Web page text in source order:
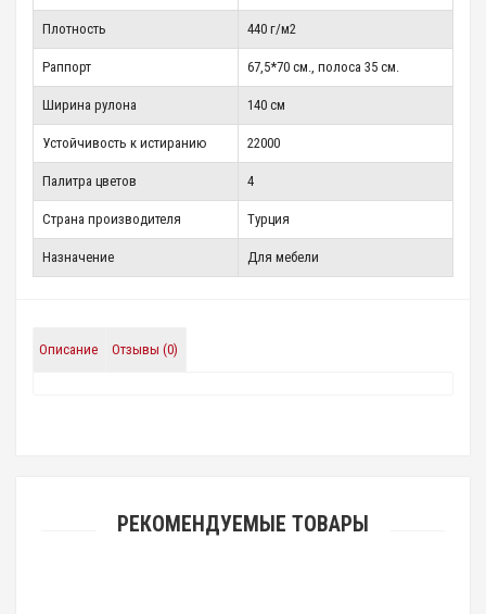
Плотность 440 г/м2
Раппорт 67,5*70 см., полоса 35 см.
Ширина рулона 140 см
Устойчивость к истиранию 22000
Палитра цветов 4
Страна производителя Турция
Назначение Для мебели
Описание Отзывы (0)
РЕКОМЕНДУЕМЫЕ ТОВАРЫ